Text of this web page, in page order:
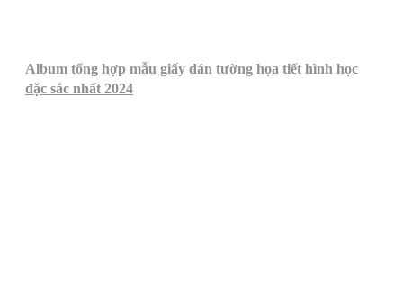
Album tổng hợp mẫu giấy dán tường họa tiết hình học
đặc sắc nhất 2024